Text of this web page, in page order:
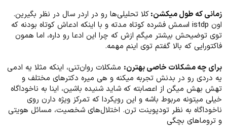
زمانی که طول میکشن:کلا تحلیلی‌ها رو در اردر سال در نظر بگیرین.
اون istdp اسمش فشرده کوتاه مدته و با اینکه ادعاش کوتاه بودنه که
توی توضیحش بیشتر میگم ازش که چرا این ادعا رو داره، اما همون
فاکتورایی که بالا گفتم توی اینم مهمه.
برای چه مشکلات خاصی بهترن: مشکلات روان‌تنی، اینکه مثلا یه ادمی
یه دردی رو در بدنش تجربه میکنه و هی میره دکترهای مختلف و
تهش بهش میگن از اعصابته که شاید شنیده باشین، اینا به ناخوداگاه
خیلی میتونه مربوط باشه و این رویکردا که تمرکز ویژه دارن روی
ناخوداگاه به نظر تودپوینت ترن. اختلال‌های شخصیت، مسائل هویتی
و تروماهای بچگی